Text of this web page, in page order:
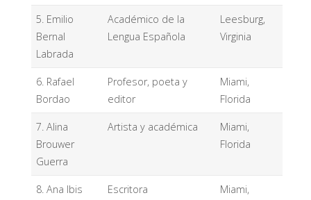
5. Emilio
Bernal
Labrada
Académico de la
Lengua Española
Leesburg,
Virginia
6. Rafael
Bordao
Profesor, poeta y
editor
Miami,
Florida
7. Alina
Brouwer
Guerra
Artista y académica
Miami,
Florida
8. Ana Ibis
Escritora
Miami,